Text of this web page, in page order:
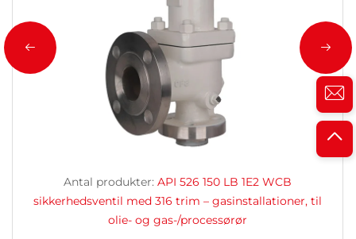
Antal produkter: API 526 150 LB 1E2 WCB
sikkerhedsventil med 316 trim – gasinstallationer, til
olie- og gas-/processørør